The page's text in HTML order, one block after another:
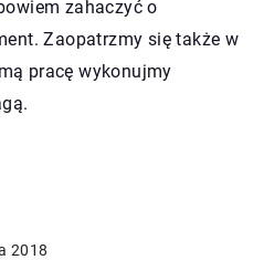
zahaczyć o
Zaopatrzmy się także w
pracę wykonujmy
2018